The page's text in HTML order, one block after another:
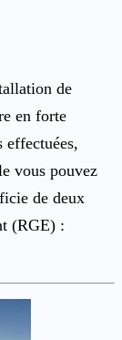
de
en forte
effectuées,
vous pouvez
de deux
(RGE) :